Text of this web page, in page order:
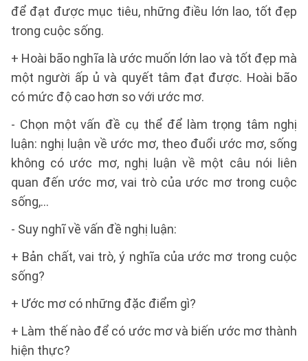
để đạt được mục tiêu, những điều lớn lao, tốt đẹp
trong cuộc sống.
+ Hoài bão nghĩa là ước muốn lớn lao và tốt đẹp mà
một người ấp ủ và quyết tâm đạt được. Hoài bão
có mức độ cao hơn so với ước mơ.
- Chọn một vấn đề cụ thể để làm trọng tâm nghị
luận: nghị luận về ước mơ, theo đuổi ước mơ, sống
không có ước mơ, nghị luận về một câu nói liên
quan đến ước mơ, vai trò của ước mơ trong cuộc
sống,...
- Suy nghĩ về vấn đề nghị luận:
+ Bản chất, vai trò, ý nghĩa của ước mơ trong cuộc
sống?
+ Ước mơ có những đặc điểm gì?
+ Làm thế nào để có ước mơ và biến ước mơ thành
hiện thực?